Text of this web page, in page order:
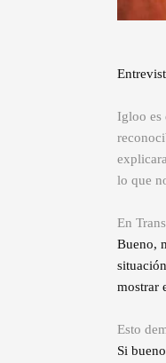
Igloo es
lo que
En
Bueno,
mostrar
Esto
Si